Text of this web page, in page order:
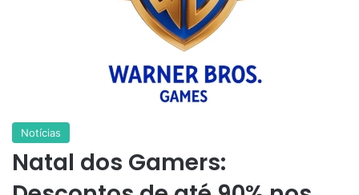
Notícias
Natal dos Gamers: